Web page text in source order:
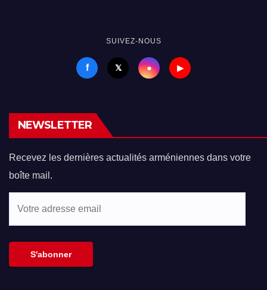
SUIVEZ-NOUS
f 𝕏 ● ▶
NEWSLETTER
Recevez les dernières actualités arméniennes dans votre
boîte mail.
S'abonner